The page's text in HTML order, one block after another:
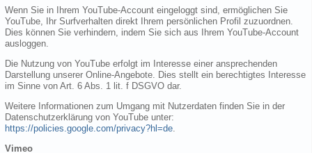
Wenn Sie in Ihrem YouTube-Account eingeloggt sind, ermöglichen Sie
YouTube, Ihr Surfverhalten direkt Ihrem persönlichen Profil zuzuordnen.
Dies können Sie verhindern, indem Sie sich aus Ihrem YouTube-Account
ausloggen.
Die Nutzung von YouTube erfolgt im Interesse einer ansprechenden
Darstellung unserer Online-Angebote. Dies stellt ein berechtigtes Interesse
im Sinne von Art. 6 Abs. 1 lit. f DSGVO dar.
Weitere Informationen zum Umgang mit Nutzerdaten finden Sie in der
Datenschutzerklärung von YouTube unter:
https://policies.google.com/privacy?hl=de
Vimeo